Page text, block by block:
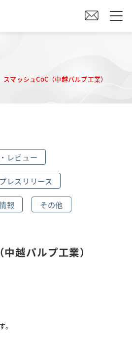
スマッシュCoC（中越パルプ工業）
レビュー
プレスリリース
報 その他
越パルプ工業）
。